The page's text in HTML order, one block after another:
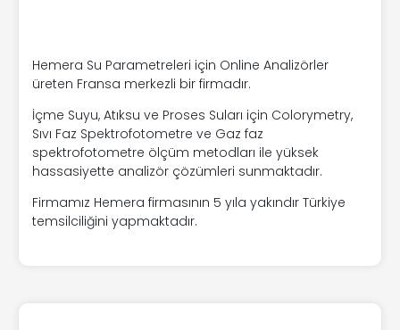
Hemera Su Parametreleri için Online Analizörler
üreten Fransa merkezli bir firmadır.
İçme Suyu, Atıksu ve Proses Suları için Colorymetry,
Sıvı Faz Spektrofotometre ve Gaz faz
spektrofotometre ölçüm metodları ile yüksek
hassasiyette analizör çözümleri sunmaktadır.
Firmamız Hemera firmasının 5 yıla yakındır Türkiye
temsilciliğini yapmaktadır.